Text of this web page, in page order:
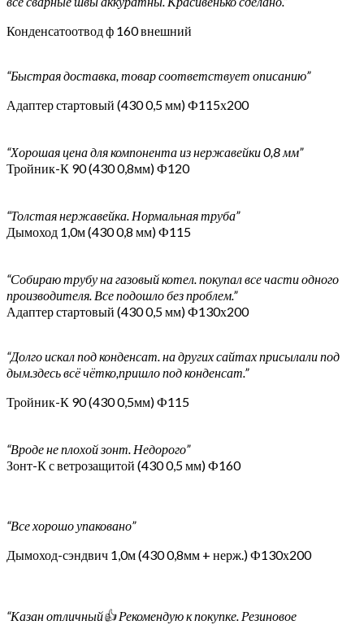
Конденсатоотвод ф 160 внешний
“Быстрая доставка, товар соответствует описанию”
Адаптер стартовый (430 0,5 мм) Ф115х200
“Хорошая цена для компонента из нержавейки 0,8 мм”
Тройник-К 90 (430 0,8мм) Ф120
“Толстая нержавейка. Нормальная труба”
Дымоход 1,0м (430 0,8 мм) Ф115
“Собираю трубу на газовый котел. покупал все части одного
производителя. Все подошло без проблем.”
Адаптер стартовый (430 0,5 мм) Ф130х200
“Долго искал под конденсат. на других сайтах присылали под
дым.здесь всё чётко,пришло под конденсат.”
Тройник-К 90 (430 0,5мм) Ф115
“Вроде не плохой зонт. Недорого”
Зонт-К с ветрозащитой (430 0,5 мм) Ф160
“Все хорошо упаковано”
Дымоход-сэндвич 1,0м (430 0,8мм + нерж.) Ф130х200
“Казан отличный👍 Рекомендую к покупке. Резиновое